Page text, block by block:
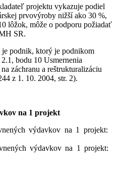
projektu vykazuje podiel
prvovýroby nižší ako 30 %,
lôžok, môže o podporu požiadať
SR.
podnik, ktorý je podnikom
bodu 10 Usmernenia
záchranu a reštrukturalizáciu
z 1. 10. 2004, str. 2).
na 1 projekt
výdavkov na 1 projekt:
výdavkov na 1 projekt: